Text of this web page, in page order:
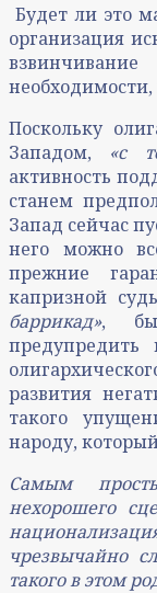
Будет ли это
организация
Поскольку
Западом, «с
активность
станем
Запад сейчас
него можно
прежние
капризной
баррикад»,
развития
такого
народу,
Самым
нехорошего
чрезвычайно
такого в этом